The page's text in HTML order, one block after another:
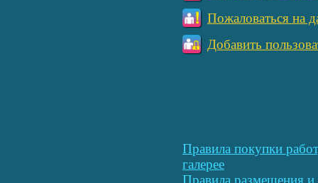
Пожаловаться на
Добавить
Правила покупки
галерее
Правила размещения